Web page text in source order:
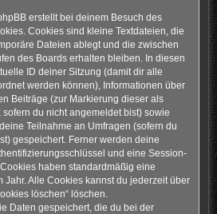
erstellt bei deinem Besuch des
Cookies sind kleine Textdateien, die
Dateien ablegt und die zwischen
des Boards erhalten bleiben. In diesen
ID deiner Sitzung (damit dir alle
werden können), Informationen über
Beiträge (zur Markierung dieser als
du nicht angemeldet bist) sowie
Teilnahme an Umfragen (sofern du
gespeichert. Ferner werden deine
und eine Session-
haben standardmäßig eine
Jahr. Alle Cookies kannst du jederzeit über
löschen“ löschen.
Daten gespeichert, die du bei der